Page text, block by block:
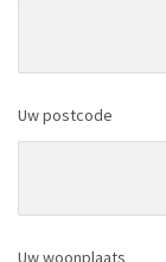
Uw postcode
Uw woonplaats